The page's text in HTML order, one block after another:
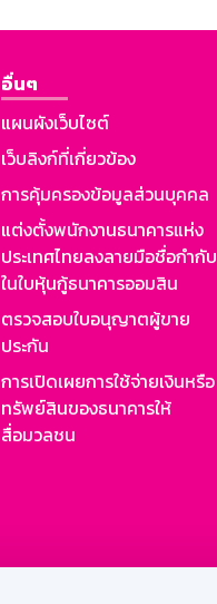
อื่นๆ
แผนผังเว็บไซต์
เว็บลิงก์ที่เกี่ยวข้อง
การคุ้มครองข้อมูลส่วนบุคคล
แต่งตั้งพนักงานธนาคารแห่ง
ประเทศไทยลงลายมือชื่อกำกับ
ในใบหุ้นกู้ธนาคารออมสิน
ตรวจสอบใบอนุญาตผู้ขาย
ประกัน
การเปิดเผยการใช้จ่ายเงินหรือ
ทรัพย์สินของธนาคารให้
สื่อมวลชน